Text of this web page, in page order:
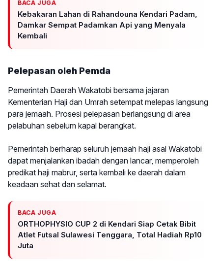
BACA JUGA
Kebakaran Lahan di Rahandouna Kendari Padam,
Damkar Sempat Padamkan Api yang Menyala
Kembali
Pelepasan oleh Pemda
Pemerintah Daerah Wakatobi bersama jajaran
Kementerian Haji dan Umrah setempat melepas langsung
para jemaah. Prosesi pelepasan berlangsung di area
pelabuhan sebelum kapal berangkat.
Pemerintah berharap seluruh jemaah haji asal Wakatobi
dapat menjalankan ibadah dengan lancar, memperoleh
predikat haji mabrur, serta kembali ke daerah dalam
keadaan sehat dan selamat.
BACA JUGA
ORTHOPHYSIO CUP 2 di Kendari Siap Cetak Bibit
Atlet Futsal Sulawesi Tenggara, Total Hadiah Rp10
Juta